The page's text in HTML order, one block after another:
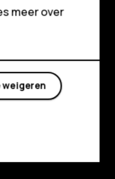
meer over
weigeren